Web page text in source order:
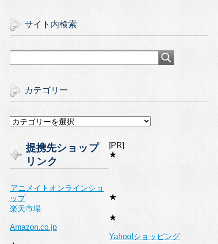
サイト内検索
カテゴリー
カ
リ
ー
提携先ショップ
リンク
[PR]
★
アニメイトオンラインショ
ップ
★
楽天市場
★
Amazon.co.jp
Yahoo!ショッピング